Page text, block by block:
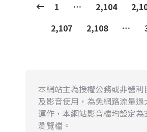
1 … 2,104
2,107
2,108 …
本網站主為授權公務或非營利
及影音使用，為免網路流量過
運作，本網站影音檔均設定為
瀏覽檔。